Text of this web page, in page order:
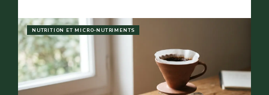
NUTRITION ET MICRO-NUTRIMENTS